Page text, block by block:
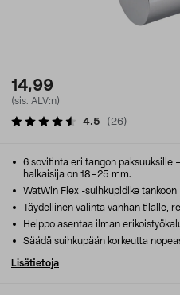
14,99
(sis. ALV:n)
4.5 ( 26)
6 sovitinta eri tangon paksuuksille
halkaisija on 18–25 mm.
WatWin Flex -suihkupidike
Täydellinen valinta vanhan tilalle,
Helppo asentaa ilman
Säädä suihkupään korkeutta
Lisätietoja